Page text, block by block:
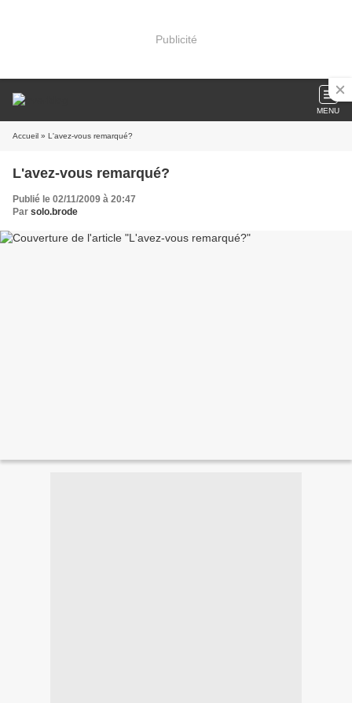
Publicité
MENU
Accueil » L'avez-vous remarqué?
L'avez-vous remarqué?
Publié le 02/11/2009 à 20:47
Par solo.brode